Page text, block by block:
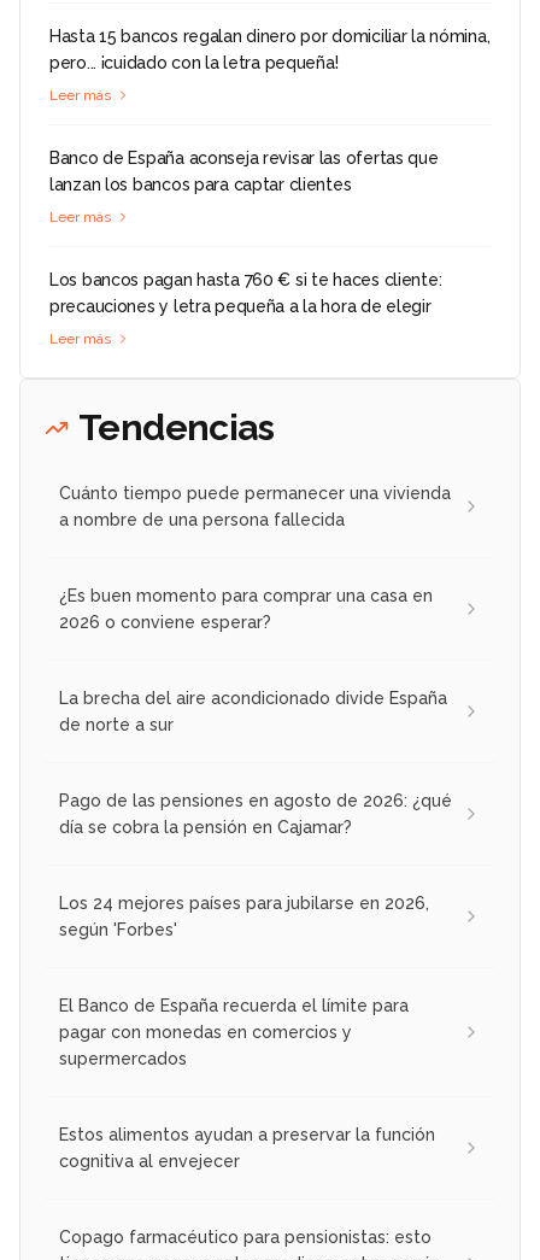
Hasta 15 bancos regalan dinero por domiciliar la nómina,
pero... ¡cuidado con la letra pequeña!
Leer más
Banco de España aconseja revisar las ofertas que
lanzan los bancos para captar clientes
Leer más
Los bancos pagan hasta 760 € si te haces cliente:
precauciones y letra pequeña a la hora de elegir
Leer más
Tendencias
Cuánto tiempo puede permanecer una vivienda
a nombre de una persona fallecida
¿Es buen momento para comprar una casa en
2026 o conviene esperar?
La brecha del aire acondicionado divide España
de norte a sur
Pago de las pensiones en agosto de 2026: ¿qué
día se cobra la pensión en Cajamar?
Los 24 mejores países para jubilarse en 2026,
según 'Forbes'
El Banco de España recuerda el límite para
pagar con monedas en comercios y
supermercados
Estos alimentos ayudan a preservar la función
cognitiva al envejecer
Copago farmacéutico para pensionistas: esto